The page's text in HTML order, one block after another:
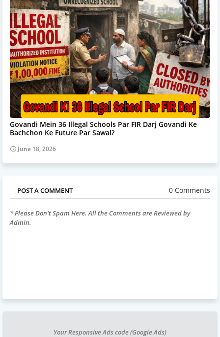
Govandi Mein 36 Illegal Schools Par FIR Darj Govandi Ke
Bachchon Ke Future Par Sawal?
June 18, 2026
POST A COMMENT 0 Comments
* Please Don't Spam Here. All the Comments are Reviewed by
Admin.
Your Responsive Ads code (Google Ads)